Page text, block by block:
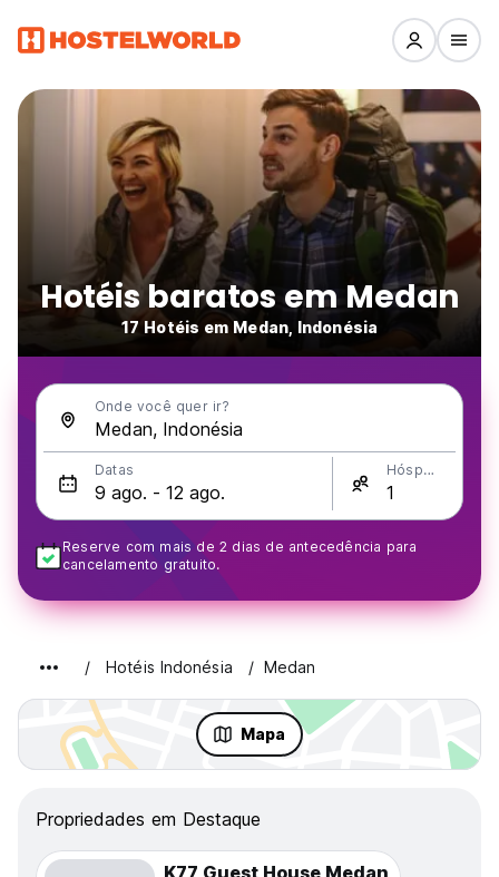
Hotéis baratos em Medan
17 Hotéis em Medan, Indonésia
Onde você quer ir?
Datas Hóspedes
Reserve com mais de 2 dias de antecedência para
cancelamento gratuito.
Hotéis Indonésia Medan
Mapa
Propriedades em Destaque
K77 Guest House Medan